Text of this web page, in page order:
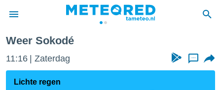
door
Weer Sokodé
11:16 Zaterdag ...
Lichte regen